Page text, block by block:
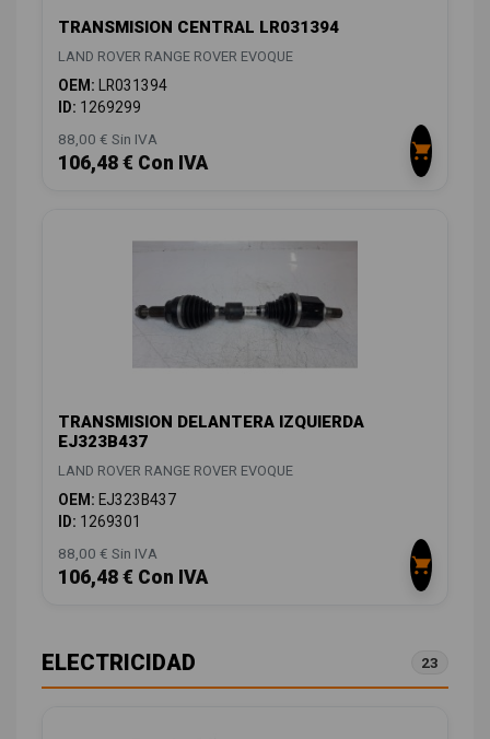
TRANSMISION CENTRAL LR031394
LAND ROVER RANGE ROVER EVOQUE
OEM: LR031394
ID: 1269299
88,00 € Sin IVA
106,48 € Con IVA
TRANSMISION DELANTERA IZQUIERDA
EJ323B437
LAND ROVER RANGE ROVER EVOQUE
OEM: EJ323B437
ID: 1269301
88,00 € Sin IVA
106,48 € Con IVA
ELECTRICIDAD 23